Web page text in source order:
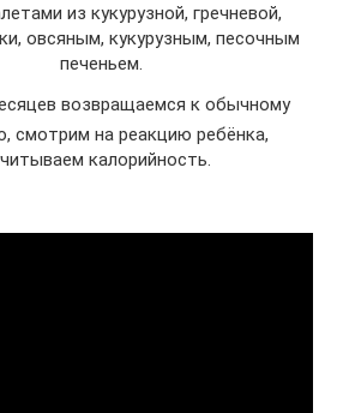
из кукурузной, гречневой,
овсяным, кукурузным, песочным
печеньем.
возвращаемся к обычному
смотрим на реакцию ребёнка,
калорийность.